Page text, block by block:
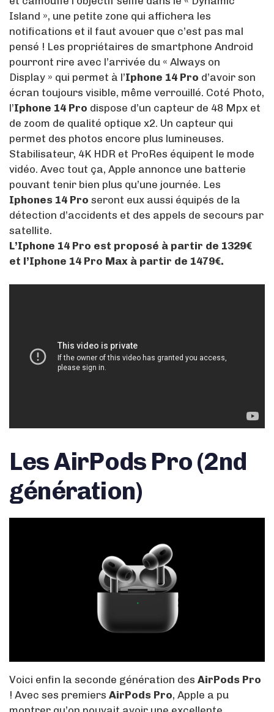
Island », une petite zone qui affichera les
notifications et il faut avouer que c’est pas mal
pensé ! Les propriétaires de smartphone Android
pourront rire avec l’arrivée du « Always on
Display » qui permet à l’Iphone 14 Pro d’avoir son
écran toujours visible, même verrouillé. Coté Photo,
l’Iphone 14 Pro dispose d’un capteur de 48 Mpx et
de zoom de qualité optique x2. Un capteur qui
permet des photos encore plus lumineuses.
Stabilisateur, 4K HDR et ProRes équipent le mode
vidéo. Avec tout ça, Apple annonce une batterie
pouvant tenir bien plus qu’une journée. Les
Iphones 14 Pro seront eux aussi équipés de la
détection d’accidents et des appels de secours par
satellite.
L’Iphone 14 Pro est proposé à partir de 1329€
et l’Iphone 14 Pro Max à partir de 1479€.
Les AirPods Pro (2nd
génération)
Voici enfin la seconde génération des AirPods Pro
! Avec ses premiers AirPods Pro, Apple a pu